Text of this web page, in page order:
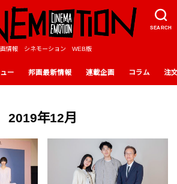
SEARCH
情報 シネモーション WEB版
ー 邦画最新情報 連載企画 コラム 注
2019年12月